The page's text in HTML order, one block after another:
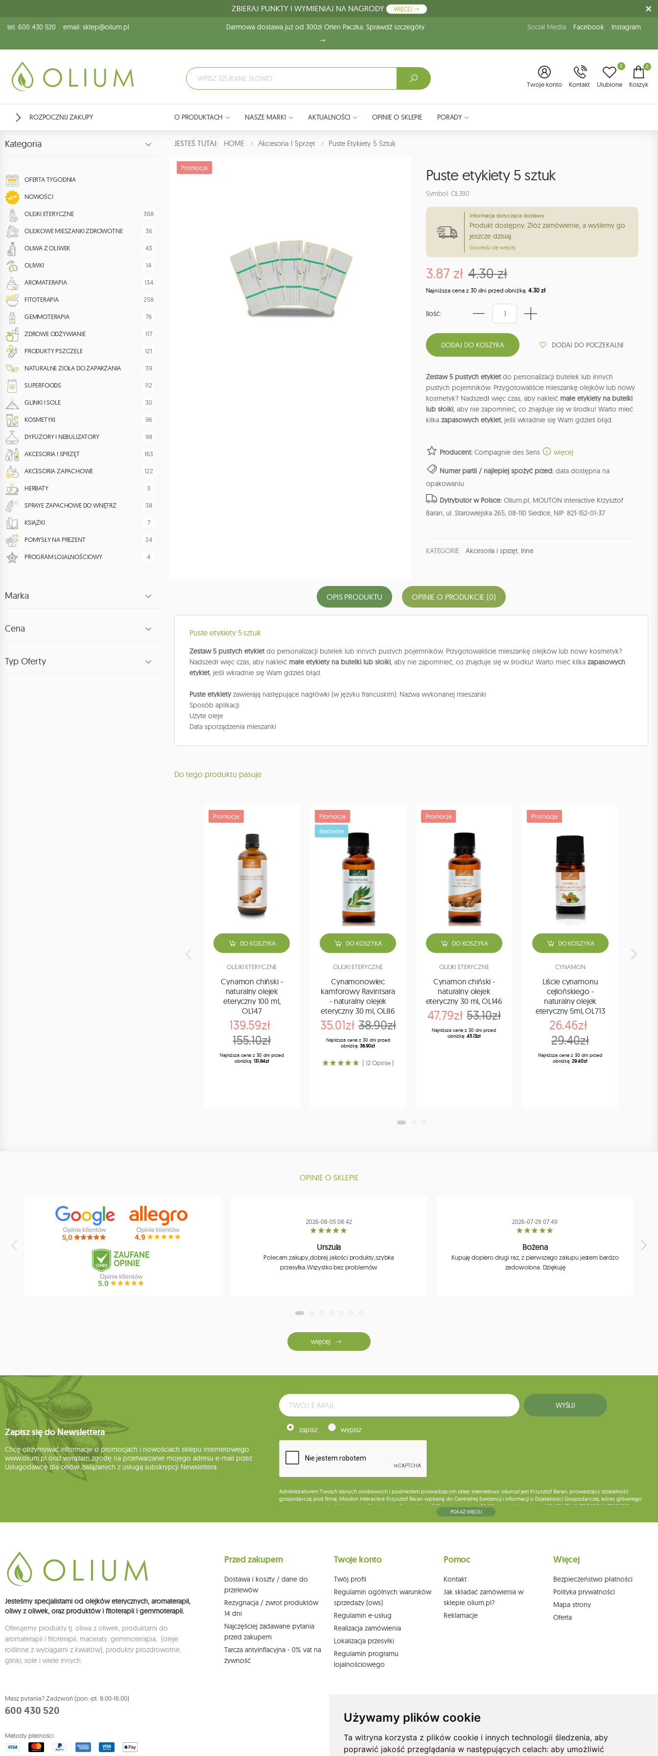
Używamy plików cookie
Ta witryna korzysta z plików cookie i innych technologii śledzenia, aby
poprawić jakość przeglądania w następujących celach: aby umożliwić
ZBIERAJ PUNKTY I WYMIENIAJ NA NAGRODY WIĘCEJ
tel. 600 430 520 email: sklep@olium.pl Darmowa dostawa już od 300zł Orlen Paczka. Sprawdź szczegóły Social Media Facebook Instagram
Twoje konto Kontakt Ulubione
0 0
Koszyk
ROZPOCZNIJ ZAKUPY O PRODUKTACH NASZE MARKI AKTUALNOŚCI OPINIE O SKLEPIE PORADY
Kategoria
OFERTA TYGODNIA
NOWOŚCI
OLEJKI ETERYCZNE 368
OLEJKOWE MIESZANKI ZDROWOTNE 36
OLIWA Z OLIWEK 43
OLIWKI 14
AROMATERAPIA 134
FITOTERAPIA 258
GEMMOTERAPIA 76
ZDROWE ODŻYWIANIE 117
PRODUKTY PSZCZELE 121
NATURALNE ZIOŁA DO ZAPARZANIA 39
SUPERFOODS 112
GLINKI I SOLE 30
KOSMETYKI 96
DYFUZORY I NEBULIZATORY 98
AKCESORIA I SPRZĘT 163
AKCESORIA ZAPACHOWE 122
HERBATY 3
SPRAYE ZAPACHOWE DO WNĘTRZ 38
KSIĄŻKI 7
POMYSŁY NA PREZENT 24
PROGRAM LOJALNOŚCIOWY 4
Marka
Cena
Typ Oferty
JESTEŚ TUTAJ: HOME Akcesoria I Sprzęt Puste Etykiety 5 Sztuk
Promocja Puste etykiety 5 sztuk
Symbol: OL390
Informacja dotycząca dostawy
Produkt dostępny. Złóż zamówienie, a wyślemy go
jeszcze dzisiaj.
dowiedz się więcej
3.87 zł 4.30 zł
Najniższa cena z 30 dni przed obniżką: 4.30 zł
Ilość:
DODAJ DO POCZEKALNI
Zestaw 5 pustych etykietdo personalizacji butelek lub innych
pustych pojemników. Przygotowaliście mieszankę olejków lub nowy
kosmetyk? Nadszedł więc czas, aby nakleić małe etykiety na butelki
lub słoiki, aby nie zapomnieć, co znajduje się w środku! Warto mieć
kilka zapasowych etykiet, jeśli wkradnie się Wam gdzieś błąd.
Producent: Compagnie des Sens więcej
Numer partii / najlepiej spożyć przed: data dostępna na
opakowaniu
Dytrybutor w Polsce: Olium.pl, MOUTON interactive Krzysztof
Baran, ul. Starowiejska 265, 08-110 Siedlce, NIP: 821-152-01-37
KATEGORIE: Akcesoria i sprzęt, Inne
OPIS PRODUKTU OPINIE O PRODUKCIE (0)
Puste etykiety 5 sztuk
Zestaw 5 pustych etykietdo personalizacji butelek lub innych pustych pojemników. Przygotowaliście mieszankę olejków lub nowy kosmetyk?
Nadszedł więc czas, aby nakleić małe etykiety na butelki lub słoiki, aby nie zapomnieć, co znajduje się w środku! Warto mieć kilka zapasowych
etykiet, jeśli wkradnie się Wam gdzieś błąd.
Puste etykietyzawierają następujące nagłówki (w języku francuskim): Nazwa wykonanej mieszanki
Sposób aplikacji
Użyte oleje
Data sporządzenia mieszanki
Do tego produktu pasuje
Promocja
DO KOSZYKA
OLEJKI ETERYCZNE
Cynamon chiński -
naturalny olejek
eteryczny 100 ml,
OL147
139.59zł
155.10zł
Najniższa cena z 30 dni przed
obniżką: 131.84zł
Promocja
Bestseller
DO KOSZYKA
OLEJKI ETERYCZNE
Cynamonowiec
kamforowy Ravintsara
- naturalny olejek
eteryczny 30 ml, OL86
35.01zł 38.90zł
Najniższa cena z 30 dni przed
obniżką:38.90zł
( 12 Opinie )
Promocja
DO KOSZYKA
OLEJKI ETERYCZNE
Cynamon chiński -
naturalny olejek
eteryczny 30 ml, OL146
47.79zł 53.10zł
Najniższa cena z 30 dni przed
obniżką: 45.13zł
Promocja
DO KOSZYKA
CYNAMON
Liście cynamonu
cejlońskiego -
naturalny olejek
eteryczny 5ml, OL713
26.46zł
29.40zł
Najniższa cena z 30 dni przed
obniżką:29.40zł
OPINIE O SKLEPIE
2026-08-05 08:42
Urszula
Polecam zakupy,dobrej jakości produkty,szybka
przesyłka.Wszystko bez problemów
2026-07-29 07:49
Bożena
Kupuję dopiero drugi raz, z pierwszego zakupu jestem bardzo
zadowolona. Dziękuję
więcej
Zapisz się do Newslettera
Chcę otrzymywać informacje o promocjach i nowościach sklepu internetowego
www.olium.pl oraz wyrażam zgodę na przetwarzanie mojego adresu e-mail przez
Usługodawcę dla celów związanych z usługą subskrypcji Newslettera.
WYŚLIJ
zapisz wypisz
Administratorem Twoich danych osobowych i podmiotem prowadzącym sklep internetowy olium.pl jest Krzysztof Baran, prowadzący działalność
gospodarczą pod firmą: Mouton Interactive Krzysztof Baran wpisaną do Centralnej Ewidencji i Informacji o Działalności Gospodarczej, adres głównego
miejsca wykonywania działalności w Siedlcach, ul. Starowiejska 265, kod pocztowy: 08-110, posiadający numer NIP: 821-152-01-37, REGON: 711650928 .
Dane będą przetwarzane w celu wysyłki newslettera i przechowywane do chwili rezygnacji z subskrypcji.
działem obsługi klienta Mouton Interactive pod adresem e-mail lub pisemnie na adres siedziby.
POKAŻ WIĘCEJ
Jesteśmy specjalistami od olejków eterycznych, aromaterapii,
oliwy z oliwek, oraz produktów i fitoterapii i gemmoterapii.
Oferujemy produkty tj. oliwa z oliwek, produktami do
aromaterapii i fitoterapii, maceraty, gemmoterapia, (oleje
roślinne z wyciągami z kwiatów), produkty prozdrowotne,
glinki, sole i wiele innych.
Masz pytania? Zadzwoń (pon.-pt. 8:00-16:00)
600 430 520
Metody płatności
Przed zakupem
Dostawa i koszty / dane do
przelewów
Rezygnacja / zwrot produktów
14 dni
Najczęściej zadawane pytania
przed zakupem
Tarcza antyinflacyjna - 0% vat na
żywność
Twoje konto
Twój profil
Regulamin ogólnych warunków
sprzedaży (ows)
Regulamin e-usług
Realizacja zamówienia
Lokalizacja przesyłki
Regulamin programu
lojalnościowego
Pomoc
Kontakt
Jak składać zamówienia w
sklepie olium.pl?
Reklamacje
Więcej
Bezpieczeństwo płatności
Polityka prywatności
Mapa strony
Oferta